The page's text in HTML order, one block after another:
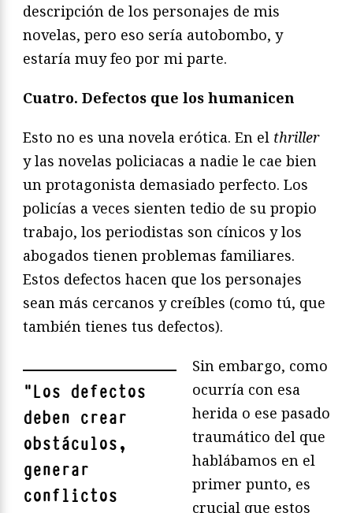
descripción de los personajes de mis
novelas, pero eso sería autobombo, y
estaría muy feo por mi parte.
Cuatro. Defectos que los humanicen
Esto no es una novela erótica. En el thriller
y las novelas policiacas a nadie le cae bien
un protagonista demasiado perfecto. Los
policías a veces sienten tedio de su propio
trabajo, los periodistas son cínicos y los
abogados tienen problemas familiares.
Estos defectos hacen que los personajes
sean más cercanos y creíbles (como tú, que
también tienes tus defectos).
"Los defectos
deben crear
obstáculos,
generar
conflictos
Sin embargo, como
ocurría con esa
herida o ese pasado
traumático del que
hablábamos en el
primer punto, es
crucial que estos